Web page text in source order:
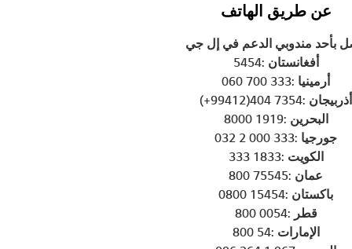
عن طريق الهاتف
بأحد مندوبي الدعم في إل جي
أفغانستان :5454
أرمينيا :333 700 060
أذربيجان :7354 404(99412+)
البحرين :1919 8000
جورجيا :333 000 2 032
الكويت :1833 333
عمان :75545 800
باكستان :15454 0800
قطر :0054 800
الإمارات :54 800